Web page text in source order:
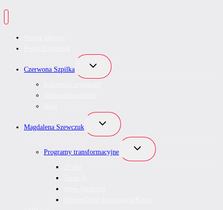
Czerwona Szpilka
Przełącz
podrzędne
Magdalena Szewczuk
Przełącz
podrzędne
Programy transformacyjne
Przełącz
podrzędne